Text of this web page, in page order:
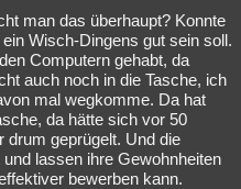
man das überhaupt? Konnte
Wisch-Dingens gut sein soll.
Computern gehabt, da
auch noch in die Tasche, ich
mal wegkomme. Da hat
da hätte sich vor 50
drum geprügelt. Und die
lassen ihre Gewohnheiten
bewerben kann.